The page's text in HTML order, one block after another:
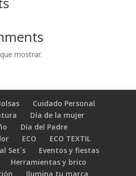
mostrar.
Cuidado Personal
Día de la mujer
Día del Padre
ECO
ECO TEXTIL
Set´s
Eventos y fiestas
Herramientas y brico
Ilumina tu marca